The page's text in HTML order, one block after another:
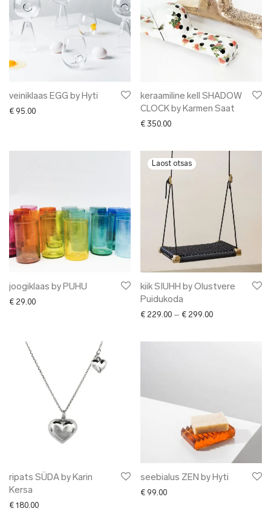
veiniklaas EGG by Hyti
€ 95.00
keraamiline kell SHADOW
CLOCK by Karmen Saat
€ 350.00
joogiklaas by PUHU
€ 29.00
kiik SIUHH by Olustvere
Puidukoda
€ 229.00 – € 299.00Price range: €
ripats SÜDA by Karin
Kersa
€ 180.00
seebialus ZEN by Hyti
€ 99.00